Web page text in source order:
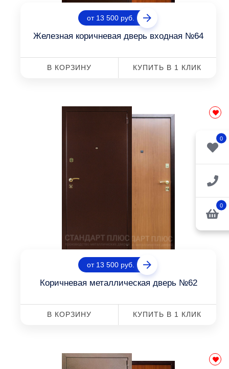
0
0
от 13 500 руб.
Железная коричневая дверь входная №64
В КОРЗИНУ КУПИТЬ В 1 КЛИК
от 13 500 руб.
Коричневая металлическая дверь №62
В КОРЗИНУ КУПИТЬ В 1 КЛИК